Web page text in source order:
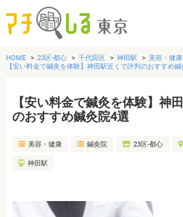
グルメ
美容・健康
HOME 23区-都心 千代田区 神田駅 美容・健康
【安い料金で鍼灸を体験】神田駅近くで評判のおすすめ鍼
【安い料金で鍼灸を体験】神
のおすすめ鍼灸院4選
美容・健康 鍼灸院 23区-都心
神田駅